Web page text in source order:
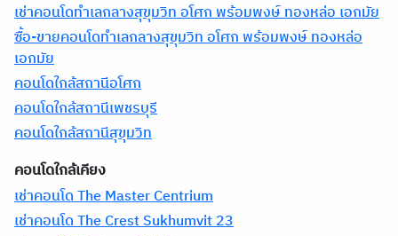
เช่าคอนโดทำเลกลางสุขุมวิท อโศก พร้อมพงษ์ ทองหล่อ เอกมัย
ซื้อ-ขายคอนโดทำเลกลางสุขุมวิท อโศก พร้อมพงษ์ ทองหล่อ
เอกมัย
คอนโดใกล้สถานีอโศก
คอนโดใกล้สถานีเพชรบุรี
คอนโดใกล้สถานีสุขุมวิท
คอนโดใกล้เคียง
เช่าคอนโด The Master Centrium
เช่าคอนโด The Crest Sukhumvit 23